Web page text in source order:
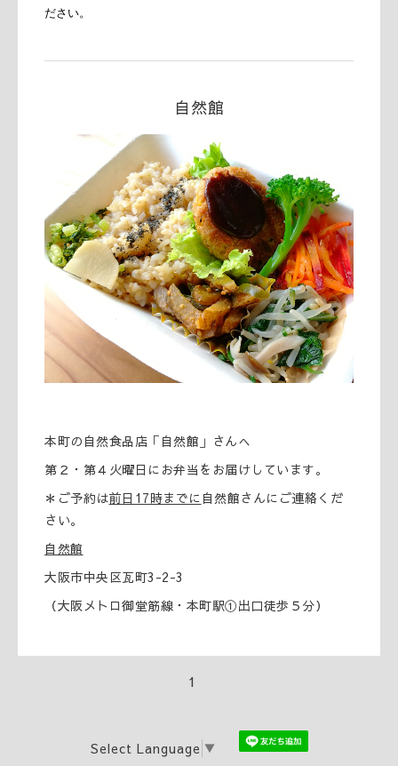
ださい。
自然館
本町の自然食品店「自然館」さんへ
第２・第４火曜日にお弁当をお届けしています。
＊ご予約は前日17時までに 自然館さんにご連絡くだ
さい。
自然館
大阪市中央区瓦町3-2-3
（大阪メトロ御堂筋線・本町駅①出口徒歩５分）
1
Select Language ▼